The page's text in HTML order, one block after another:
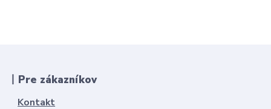
丨Pre zákazníkov
Kontakt